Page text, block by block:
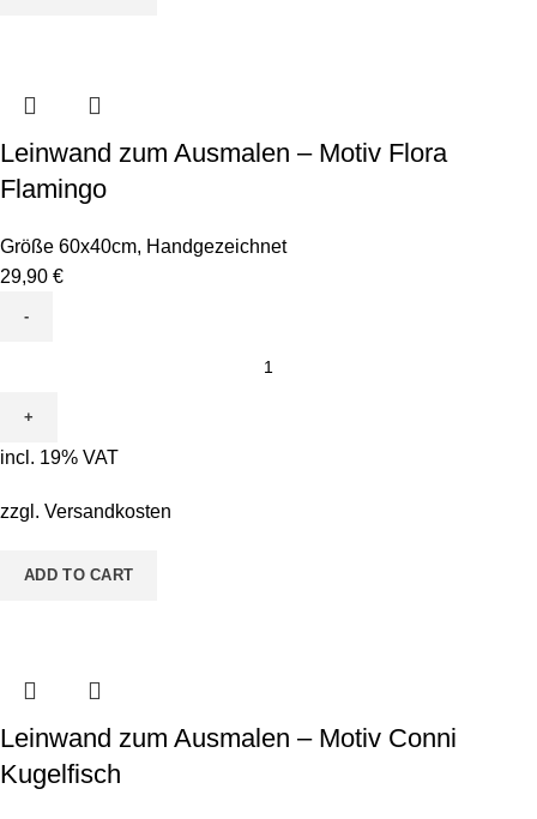
Leinwand zum Ausmalen – Motiv Flora
Flamingo
Größe 60x40cm, Handgezeichnet
29,90 €
Ausmalen
-
Flora
quantity
incl. 19% VAT
zzgl. Versandkosten
ADD TO CART
Leinwand zum Ausmalen – Motiv Conni
Kugelfisch